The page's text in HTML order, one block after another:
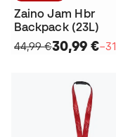
Zaino Jam Hbr
Backpack (23L)
44,99 €30,99 €